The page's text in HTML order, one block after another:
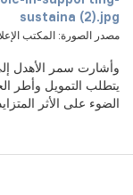
مصدر الصورة: المكتب
وأشارت سمر الأهدل
يتطلب التمويل وأطر
الضوء على الأثر